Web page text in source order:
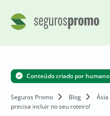
Conteúdo criado por humano
Seguros Promo Blog Ásia
precisa incluir no seu roteiro!